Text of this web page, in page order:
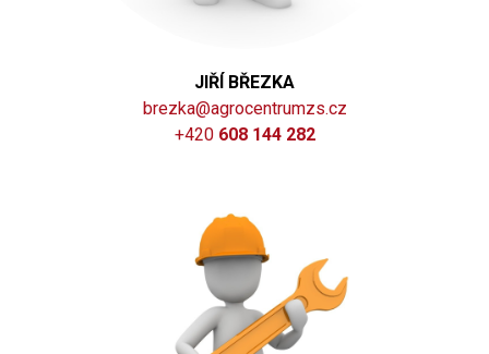
JIŘÍ BŘEZKA
brezka@agrocentrumzs.cz
+420 608 144 282